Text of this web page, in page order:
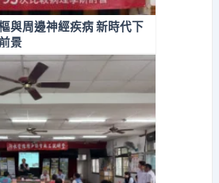
與周邊神經疾病 新時代下
景